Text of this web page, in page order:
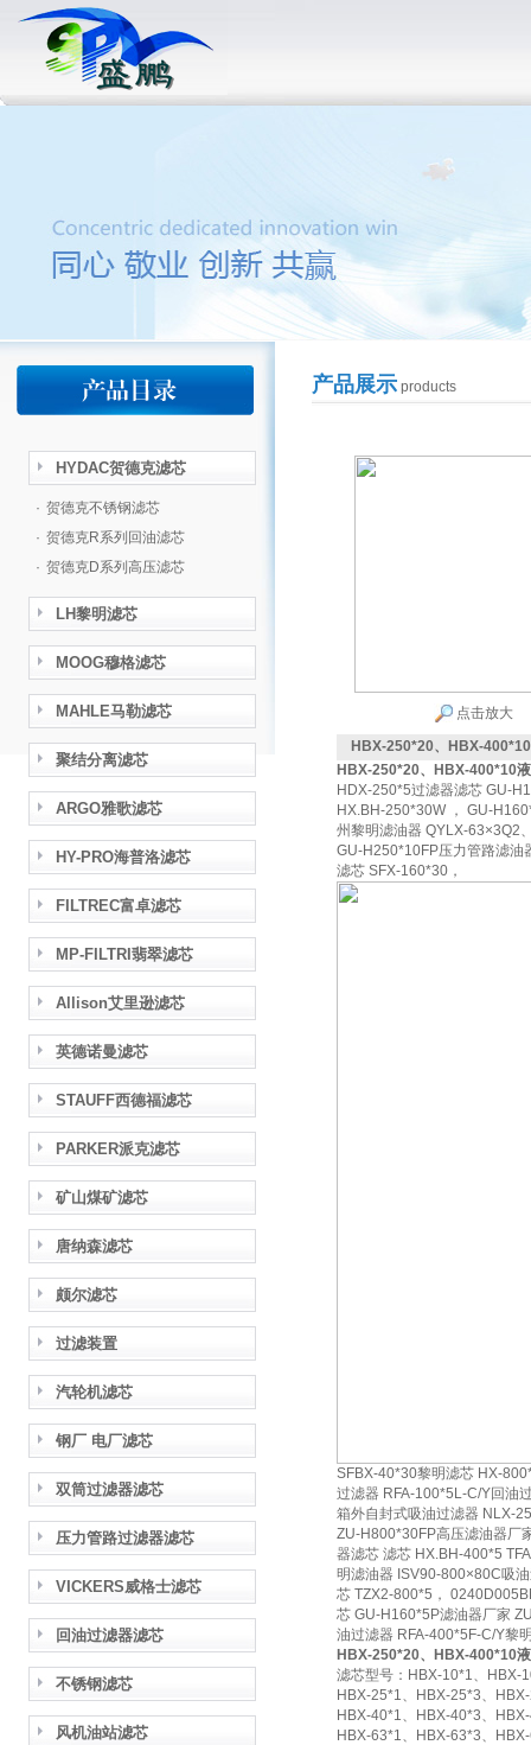
HYDAC贺德克滤芯
· 贺德克不锈钢滤芯
· 贺德克R系列回油滤芯
· 贺德克D系列高压滤芯
LH黎明滤芯
MOOG穆格滤芯
MAHLE马勒滤芯
聚结分离滤芯
ARGO雅歌滤芯
HY-PRO海普洛滤芯
FILTREC富卓滤芯
MP-FILTRI翡翠滤芯
Allison艾里逊滤芯
英德诺曼滤芯
STAUFF西德福滤芯
PARKER派克滤芯
矿山煤矿滤芯
唐纳森滤芯
颇尔滤芯
过滤装置
汽轮机滤芯
钢厂 电厂滤芯
双筒过滤器滤芯
压力管路过滤器滤芯
VICKERS威格士滤芯
回油过滤器滤芯
不锈钢滤芯
风机油站滤芯
产品展示products
点击放大
HBX-250*20、HBX-
HBX-250*20、HBX-400*10
HDX-250*5过滤器滤芯 GU-
HX.BH-250*30W ， GU-
州黎明滤油器 QYLX-63×3Q2
GU-H250*10FP压力管路滤油
滤芯 SFX-160*30，
SFBX-40*30黎明滤芯 HX-
过滤器 RFA-100*5L-C/Y回油
箱外自封式吸油过滤器 NLX-
ZU-H800*30FP高压滤油器厂
器滤芯 滤芯 HX.BH-400*5
明滤油器 ISV90-800×80C吸
芯 TZX2-800*5，
芯 GU-H160*5P滤油器厂家
油过滤器 RFA-400*5F-C/Y黎
HBX-250*20、HBX-400*10
滤芯型号：HBX-10*1、HBX-
HBX-25*1、HBX-25*3、
HBX-40*1、HBX-40*3、
HBX-63*1、HBX-63*3、